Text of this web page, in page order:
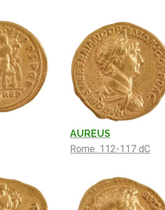
AUREUS
Rome. 112-117 dC